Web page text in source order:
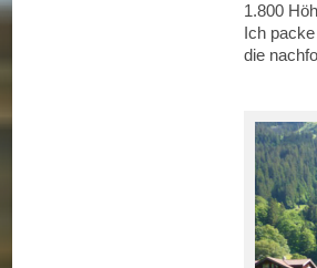
1.800
Ich
die